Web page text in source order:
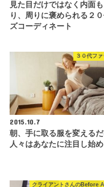
見た目だけではなく内面
り、周りに褒められる２
ズコーディネート
３０代フ
2015.10.7
朝、手に取る服を変える
人々はあなたに注目し始
クライアントさんのBefore